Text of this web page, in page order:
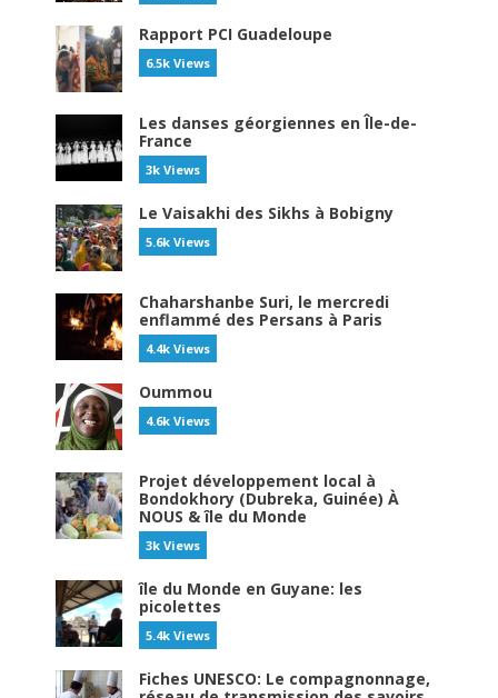
Rapport PCI Guadeloupe
6.5k Views
Les danses géorgiennes en Île-de-
France
3k Views
Le Vaisakhi des Sikhs à Bobigny
5.6k Views
Chaharshanbe Suri, le mercredi
enflammé des Persans à Paris
4.4k Views
Oummou
4.6k Views
Projet développement local à
Bondokhory (Dubreka, Guinée) À
NOUS & île du Monde
3k Views
île du Monde en Guyane: les
picolettes
5.4k Views
Fiches UNESCO: Le compagnonnage,